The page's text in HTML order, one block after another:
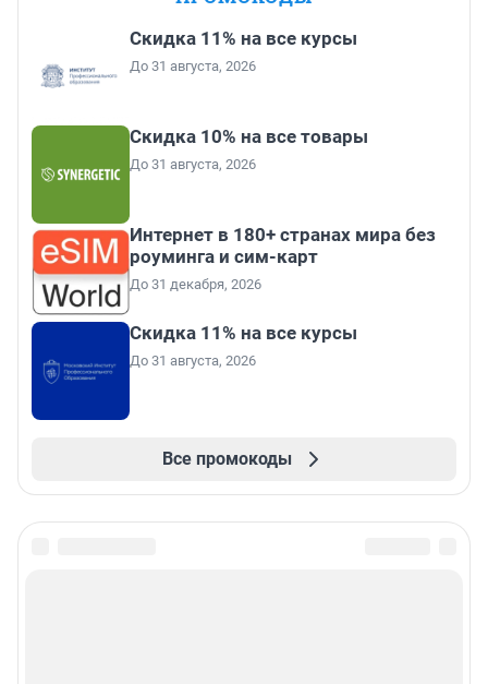
Скидка 11% на все курсы
До 31 августа, 2026
Скидка 10% на все товары
До 31 августа, 2026
Интернет в 180+ странах мира без
роуминга и сим-карт
До 31 декабря, 2026
Скидка 11% на все курсы
До 31 августа, 2026
Все промокоды